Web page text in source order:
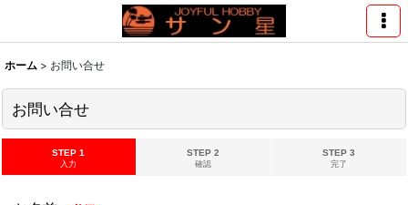
ホーム > お問い合せ
お問い合せ
STEP 1
入力
STEP 2
確認
STEP 3
完了